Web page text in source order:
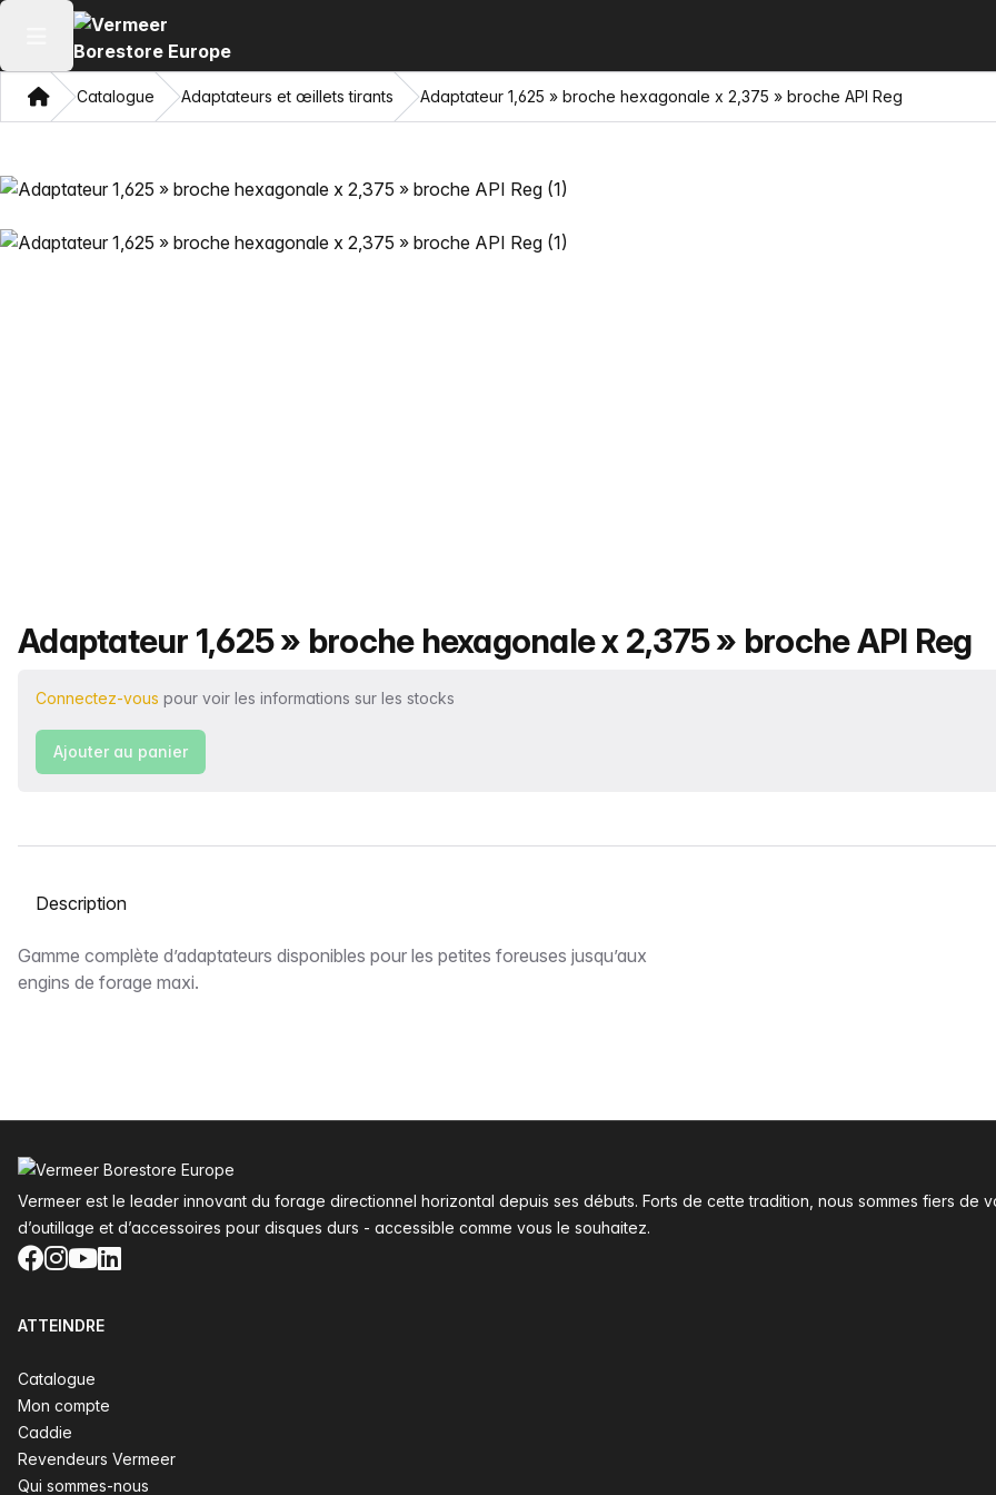
Ouvrir le menu principal
Domicile
Catalogue Adaptateurs et œillets tirants Adaptateur 1,625 » broche hexagonale x 2,375 » broche API Reg
Nom du produit
Adaptateur 1,625 » broche hexagonale x 2,375 » broche API Reg
Connectez-vous pour voir les informations sur les stocks
Ajouter au panier
Sélectionnez un onglet
Description
Gamme complète d’adaptateurs disponibles pour les petites foreuses jusqu’aux
engins de forage maxi.
Vermeer est le leader innovant du forage directionnel horizontal depuis ses débuts. Forts de cette tradition, nous sommes fiers de
d’outillage et d’accessoires pour disques durs - accessible comme vous le souhaitez.
Facebook
Instagram
YouTube
LinkedIn
ATTEINDRE
Catalogue
Mon compte
Caddie
Revendeurs Vermeer
Qui sommes-nous